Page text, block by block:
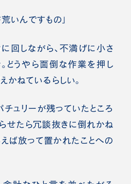
荒いんですもの」
回しながら、不満げに小さ
どうやら面倒な作業を押し
かねているらしい。
ュリーが残っていたところ
せたら冗談抜きに倒れかね
えば放って置かれたことへの